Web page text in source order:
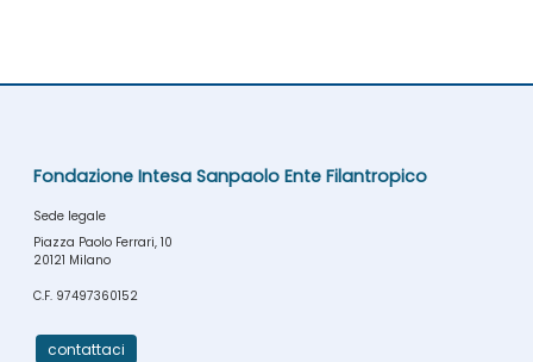
Fondazione Intesa Sanpaolo Ente Filantropico
Sede legale
Piazza Paolo Ferrari, 10
20121 Milano
C.F. 97497360152
contattaci